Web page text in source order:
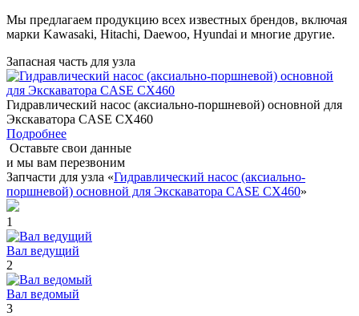
Мы предлагаем продукцию всех известных брендов, включая
марки Kawasaki, Hitachi, Daewoo, Hyundai и многие другие.
Запасная часть для узла
Гидравлический насос (аксиально-поршневой) основной для
Экскаватора CASE CX460
Подробнее
Оставьте свои данные
и мы вам перезвоним
Запчасти для узла «Гидравлический насос (аксиально-
поршневой) основной для Экскаватора CASE CX460»
1
Вал ведущий
2
Вал ведомый
3